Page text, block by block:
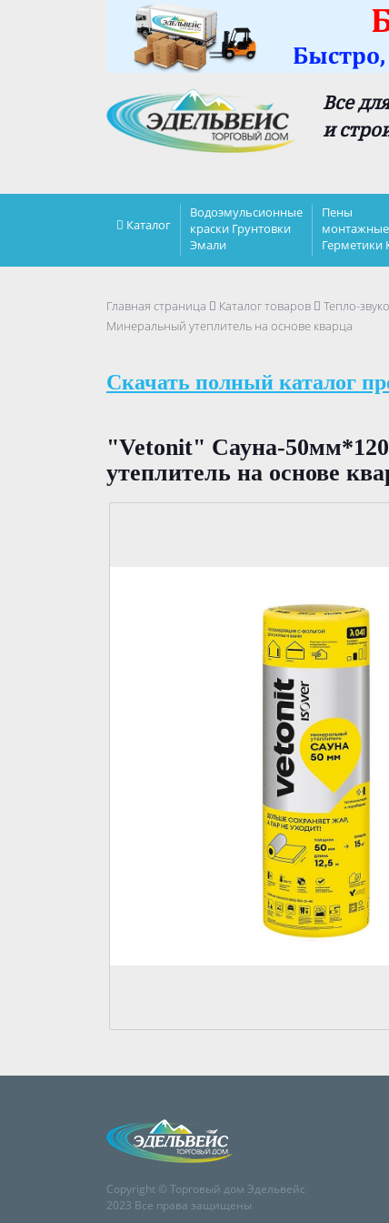
Все
и
Каталог
Водоэмульсионные
краски Грунтовки
Эмали
Пены
монтажные
Герметики
Главная страница Каталог товаров Тепло-
Минеральный утеплитель на основе кварца
Скачать полный каталог
"Vetonit" Сауна-
утеплитель на основе
Copyright © Торговый дом Эдельвейс
2023 Все права защищены